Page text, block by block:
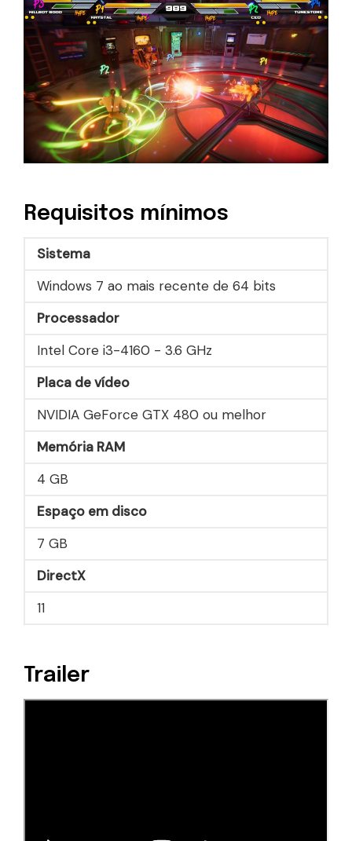
Requisitos mínimos
Sistema
Windows 7 ao mais recente de 64 bits
Processador
Intel Core i3-4160 - 3.6 GHz
Placa de vídeo
NVIDIA GeForce GTX 480 ou melhor
Memória RAM
4 GB
Espaço em disco
7 GB
DirectX
11
Trailer